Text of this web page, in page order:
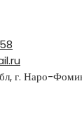
г. Наро-